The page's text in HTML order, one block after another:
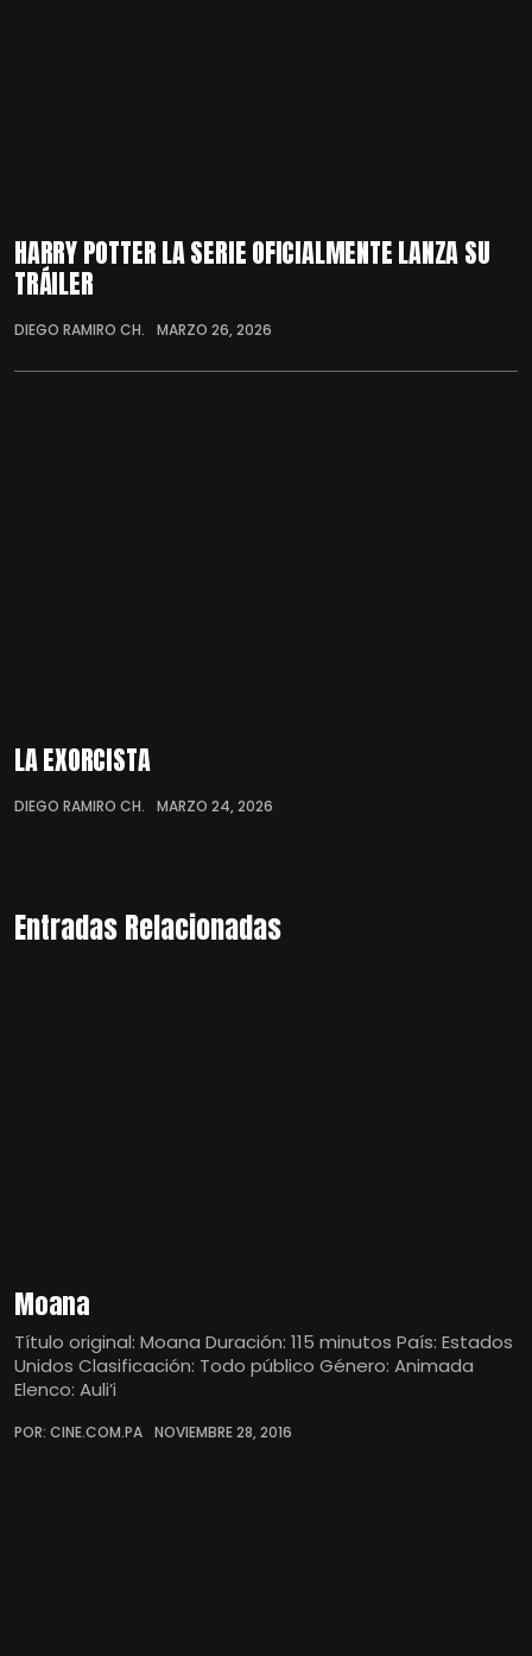
HARRY POTTER LA SERIE OFICIALMENTE LANZA SU
TRÁILER
DIEGO RAMIRO CH. MARZO 26, 2026
LA EXORCISTA
DIEGO RAMIRO CH. MARZO 24, 2026
Entradas Relacionadas
Moana
Título original: Moana Duración: 115 minutos País: Estados
Unidos Clasificación: Todo público Género: Animada
Elenco: Auli’i
POR: CINE.COM.PA NOVIEMBRE 28, 2016